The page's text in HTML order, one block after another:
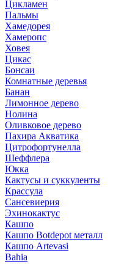
Цикламен
Пальмы
Хамедорея
Хамеропс
Ховея
Цикас
Бонсаи
Комнатные деревья
Банан
Лимонное дерево
Нолина
Оливковое дерево
Пахира Акватика
Цитрофортунелла
Шеффлера
Юкка
Кактусы и суккуленты
Крассула
Сансевиерия
Эхинокактус
Кашпо
Кашпо Botdepot металл
Кашпо Artevasi
Bahia